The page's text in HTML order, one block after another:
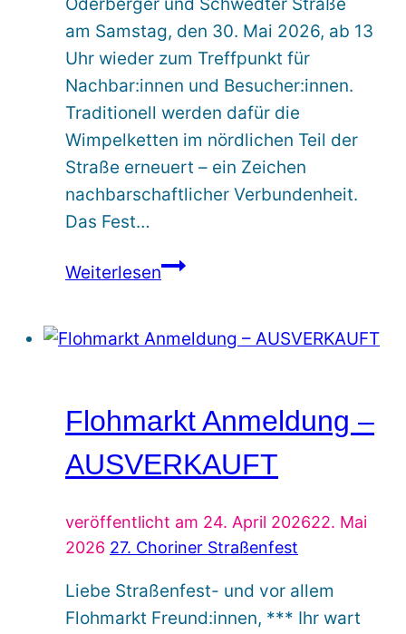
Oderberger und Schwedter Straße
am Samstag, den 30. Mai 2026, ab 13
Uhr wieder zum Treffpunkt für
Nachbar:innen und Besucher:innen.
Traditionell werden dafür die
Wimpelketten im nördlichen Teil der
Straße erneuert – ein Zeichen
nachbarschaftlicher Verbundenheit.
Das Fest…
WeiterlesenBald
Flohmarkt Anmeldung –
AUSVERKAUFT
veröffentlicht am 24. April 202622. Mai
2026 27. Choriner Straßenfest
Liebe Straßenfest- und vor allem
Flohmarkt Freund:innen, *** Ihr wart